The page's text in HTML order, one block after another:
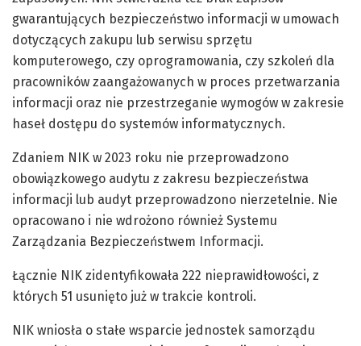
gwarantujących bezpieczeństwo informacji w umowach
dotyczących zakupu lub serwisu sprzętu
komputerowego, czy oprogramowania, czy szkoleń dla
pracowników zaangażowanych w proces przetwarzania
informacji oraz nie przestrzeganie wymogów w zakresie
haseł dostępu do systemów informatycznych.
Zdaniem NIK w 2023 roku nie przeprowadzono
obowiązkowego audytu z zakresu bezpieczeństwa
informacji lub audyt przeprowadzono nierzetelnie. Nie
opracowano i nie wdrożono również Systemu
Zarządzania Bezpieczeństwem Informacji.
Łącznie NIK zidentyfikowała 222 nieprawidłowości, z
których 51 usunięto już w trakcie kontroli.
NIK wniosła o stałe wsparcie jednostek samorządu